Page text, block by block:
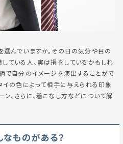
選んでいますか。その日の気分や目の
ている人、実は損をしているかもしれ
で自分のイメージを演出することがで
イの色によって相手に与えられる印象
、さらに、着こなし方などについて解
ものがある？